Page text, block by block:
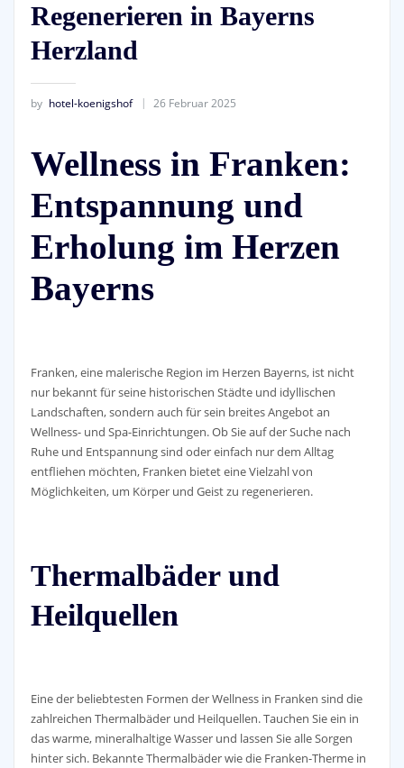
Regenerieren in Bayerns
Herzland
by hotel-koenigshof 26 Februar 2025
Wellness in Franken:
Entspannung und
Erholung im Herzen
Bayerns
Franken, eine malerische Region im Herzen Bayerns, ist nicht
nur bekannt für seine historischen Städte und idyllischen
Landschaften, sondern auch für sein breites Angebot an
Wellness- und Spa-Einrichtungen. Ob Sie auf der Suche nach
Ruhe und Entspannung sind oder einfach nur dem Alltag
entfliehen möchten, Franken bietet eine Vielzahl von
Möglichkeiten, um Körper und Geist zu regenerieren.
Thermalbäder und
Heilquellen
Eine der beliebtesten Formen der Wellness in Franken sind die
zahlreichen Thermalbäder und Heilquellen. Tauchen Sie ein in
das warme, mineralhaltige Wasser und lassen Sie alle Sorgen
hinter sich. Bekannte Thermalbäder wie die Franken-Therme in